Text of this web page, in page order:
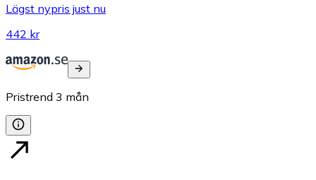
Lägst nypris just nu
442 kr
Pristrend 3 mån